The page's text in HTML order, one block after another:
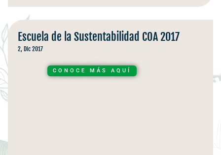
Escuela de la Sustentabilidad COA 2017
2, Dic 2017
CONOCE MÁS AQUÍ